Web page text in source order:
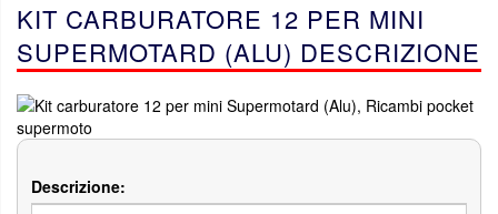
KIT CARBURATORE 12 PER MINI
SUPERMOTARD (ALU) DESCRIZIONE
Descrizione: